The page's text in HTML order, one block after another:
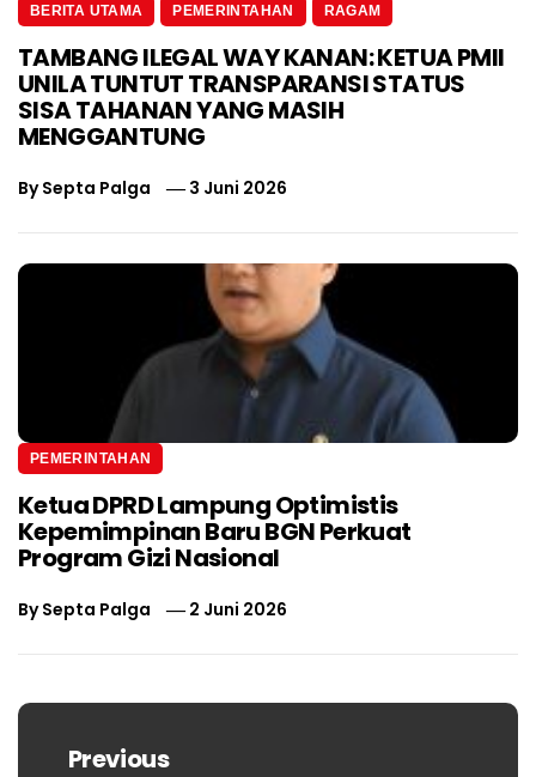
BERITA UTAMA PEMERINTAHAN RAGAM
TAMBANG ILEGAL WAY KANAN: KETUA PMII
UNILA TUNTUT TRANSPARANSI STATUS
SISA TAHANAN YANG MASIH
MENGGANTUNG
BySepta Palga 3 Juni 2026
PEMERINTAHAN
Ketua DPRD Lampung Optimistis
Kepemimpinan Baru BGN Perkuat
Program Gizi Nasional
BySepta Palga 2 Juni 2026
Navigasi
posPrevious